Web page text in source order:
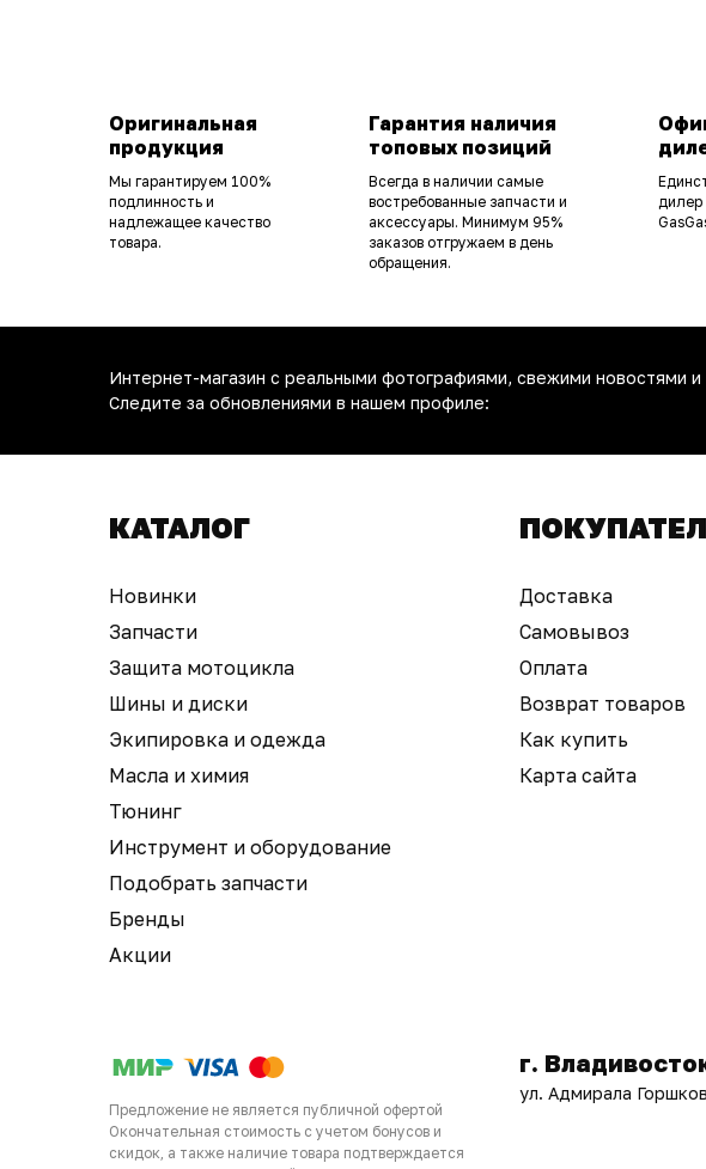
Оригинальная
продукция
Мы гарантируем 100%
подлинность и
надлежащее качество
товара.
дилер
Всегда в наличии самые
востребованные запчасти и
аксессуары. Минимум 95%
заказов отгружаем в день
обращения.
Гарантия наличия
топовых позиций
Интернет-магазин с реальными фотографиями, свежими новостями
Следите за обновлениями в нашем профиле:
Акции
Бренды
Инструмент и оборудование
Подобрать запчасти
Тюнинг
Запчасти
Шины и диски
Защита мотоцикла
Экипировка и одежда
Масла и химия
Новинки
Доставка
Самовывоз
Возврат товаров
Оплата
Как купить
Карта сайта
КАТАЛОГ
г.
ул. Адмирала
Предложение не является публичной офертой
Окончательная стоимость с учетом бонусов и
скидок, а также наличие товара подтверждается